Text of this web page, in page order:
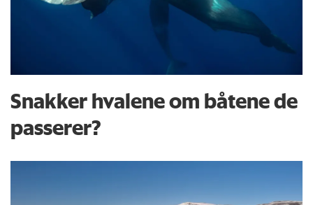
Snakker hvalene om båtene de
passerer?